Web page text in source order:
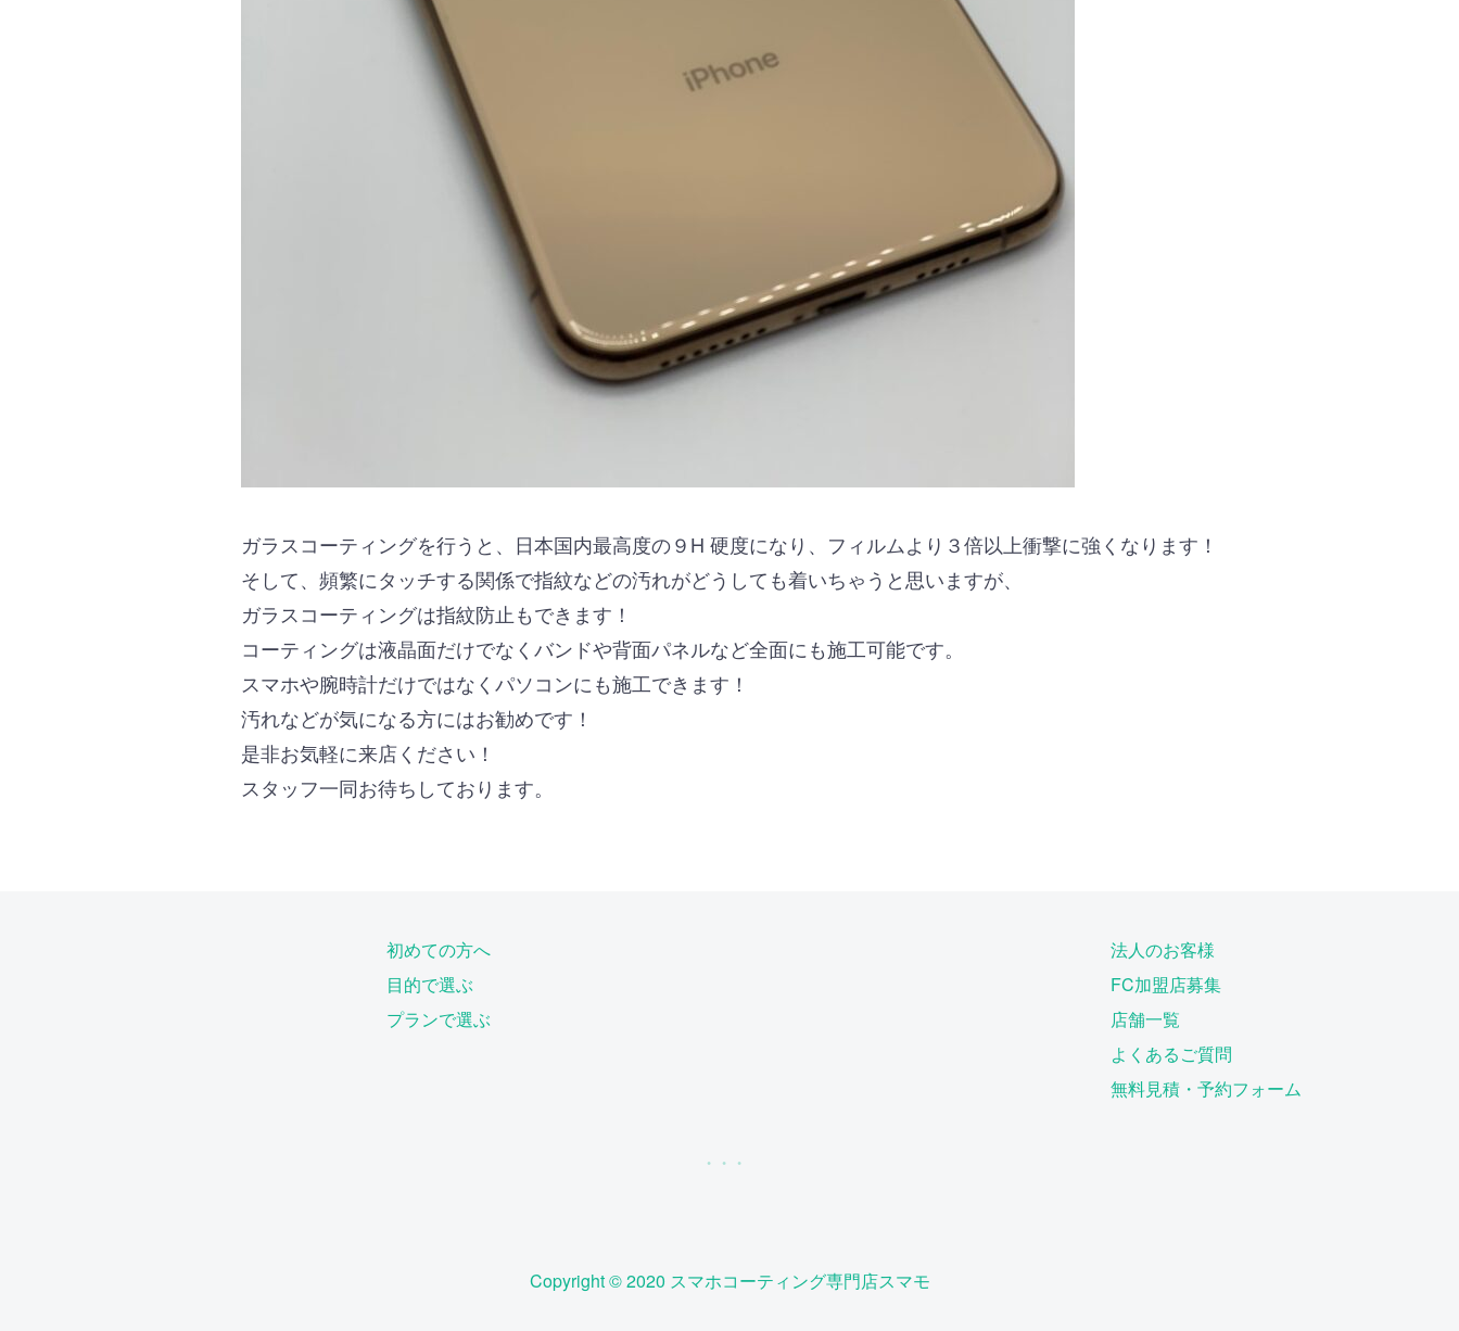
ガラスコーティングを行うと、日本国内最高度の９H 硬度になり、フィルムより３倍以上衝撃に強くなります！
そして、頻繁にタッチする関係で指紋などの汚れがどうしても着いちゃうと思いますが、
ガラスコーティングは指紋防止もできます！
コーティングは液晶面だけでなくバンドや背面パネルなど全面にも施工可能です。
スマホや腕時計だけではなくパソコンにも施工できます！
汚れなどが気になる方にはお勧めです！
是非お気軽に来店ください！
スタッフ一同お待ちしております。
初めての方へ
目的で選ぶ
プランで選ぶ
法人のお客様
FC加盟店募集
店舗一覧
よくあるご質問
無料見積・予約フォーム
Copyright © 2020 スマホコーティング専門店スマモ